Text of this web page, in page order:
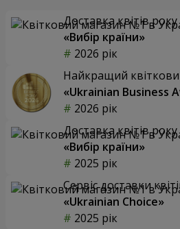
Доставка квітів року
«Вибір країни»
2026 рік
Найкращий
«Ukrainian Business
2026 рік
Доставка квітів року
«Вибір країни»
2025 рік
Сервіс доставки
«Ukrainian Choice»
2025 рік